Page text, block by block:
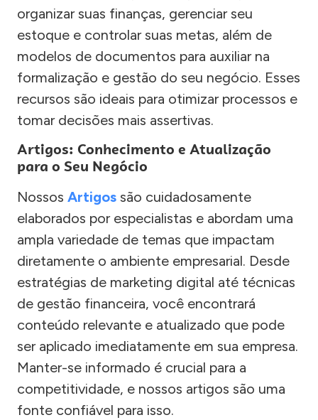
organizar suas finanças, gerenciar seu
estoque e controlar suas metas, além de
modelos de documentos para auxiliar na
formalização e gestão do seu negócio. Esses
recursos são ideais para otimizar processos e
tomar decisões mais assertivas.
Artigos: Conhecimento e Atualização
para o Seu Negócio
Nossos Artigos são cuidadosamente
elaborados por especialistas e abordam uma
ampla variedade de temas que impactam
diretamente o ambiente empresarial. Desde
estratégias de marketing digital até técnicas
de gestão financeira, você encontrará
conteúdo relevante e atualizado que pode
ser aplicado imediatamente em sua empresa.
Manter-se informado é crucial para a
competitividade, e nossos artigos são uma
fonte confiável para isso.